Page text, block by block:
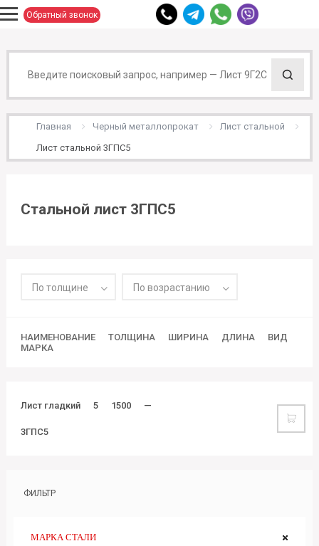
Обратный звонок
Главная Черный металлопрокат
Лист стальной
Лист стальной 3ГПС5
Стальной лист 3ГПС5
По толщине По возрастанию
НАИМЕНОВАНИЕ ТОЛЩИНА ШИРИНА ДЛИНА
ВИД
МАРКА
Лист гладкий 5 1500 —
3ГПС5
ФИЛЬТР
МАРКА СТАЛИ